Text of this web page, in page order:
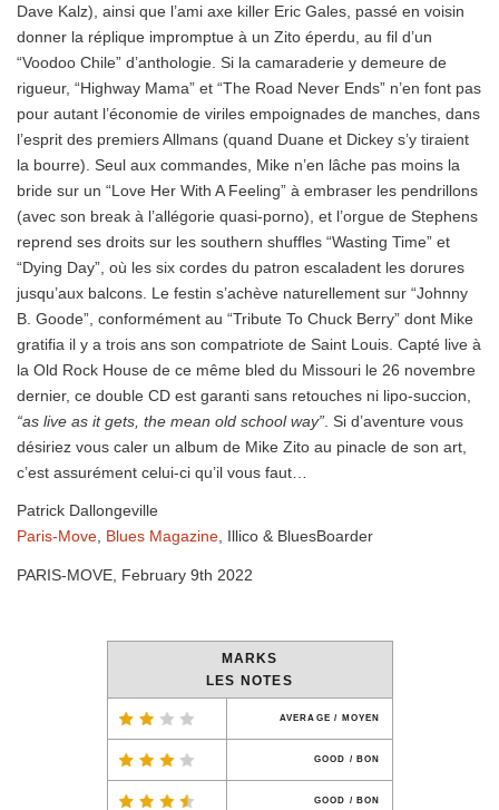
Dave Kalz), ainsi que l’ami axe killer Eric Gales, passé en voisin
donner la réplique impromptue à un Zito éperdu, au fil d’un
“Voodoo Chile” d’anthologie. Si la camaraderie y demeure de
rigueur, “Highway Mama” et “The Road Never Ends” n’en font pas
pour autant l’économie de viriles empoignades de manches, dans
l’esprit des premiers Allmans (quand Duane et Dickey s’y tiraient
la bourre). Seul aux commandes, Mike n’en lâche pas moins la
bride sur un “Love Her With A Feeling” à embraser les pendrillons
(avec son break à l’allégorie quasi-porno), et l’orgue de Stephens
reprend ses droits sur les southern shuffles “Wasting Time” et
“Dying Day”, où les six cordes du patron escaladent les dorures
jusqu’aux balcons. Le festin s’achève naturellement sur “Johnny
B. Goode”, conformément au “Tribute To Chuck Berry” dont Mike
gratifia il y a trois ans son compatriote de Saint Louis. Capté live à
la Old Rock House de ce même bled du Missouri le 26 novembre
dernier, ce double CD est garanti sans retouches ni lipo-succion,
“as live as it gets, the mean old school way” . Si d’aventure vous
désiriez vous caler un album de Mike Zito au pinacle de son art,
c’est assurément celui-ci qu’il vous faut…
Patrick Dallongeville
Paris-Move Blues Magazine , Illico & BluesBoarder
PARIS-MOVE, February 9th 2022
MARKS
LES NOTES
AVERAGE / MOYEN
GOOD / BON
GOOD / BON